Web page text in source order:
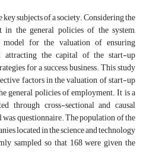
subjects of a society. Considering the
the general policies of the system,
for the valuation of ensuring
attracting the capital of the start-up
for a success business. This study
factors in the valuation of start-up
general policies of employment. It is a
through cross-sectional and causal
questionnaire. The population of the
located in the science and technology
sampled so that 168 were given the